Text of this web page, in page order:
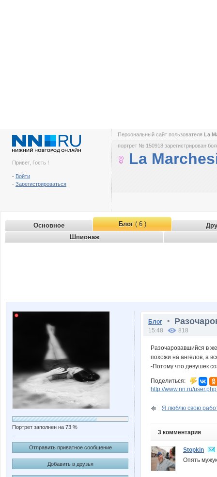
Привет, Гость !
- Войти
- Зарегистрироваться
Персональный сайт пользователя La
портрет № 150918 зарегистрирован
La
Основное Блог( 6 )
Шпионаж
Портрет заполнен на 73 %
Отправить приватное сообщение
Добавить в друзья
Блог >
15:48 818
Разочаровавшийся в
похожи на ангелов, а
-Потому что девушек
Поделиться:
http://www.nn.ru/
Я люблю свою
3 комментария
Stopkin
Опять